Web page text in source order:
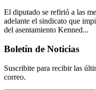
El diputado se refirió a las
adelante el sindicato que
del asentamiento Kenned...
Boletín de Noticias
Suscribite para recibir las
correo.